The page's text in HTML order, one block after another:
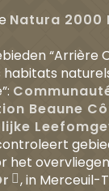
Natura 2000
“Arrière
habitats
Beaune
het
, in Merceuil-